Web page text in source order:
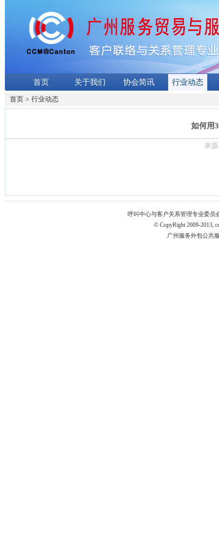
首页 关于我们 协会简讯 行业动态
首页 > 行业动态
如何用
来
呼叫中心与客户关系管理专业委员
© CopyRight 2009-2013,
广州服务外包公共